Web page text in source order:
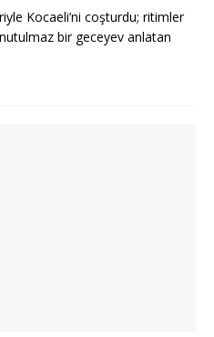
Kocaeli’ni coşturdu; ritimler
bir geceyev anlatan